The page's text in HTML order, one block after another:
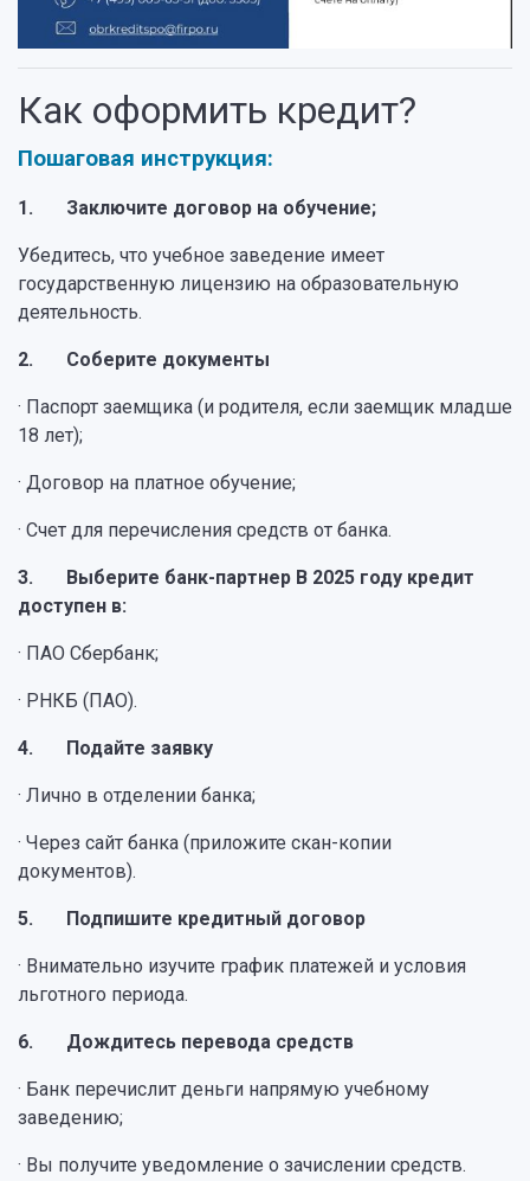
Как оформить кредит?
Пошаговая инструкция:
1. Заключите договор на обучение;
Убедитесь, что учебное заведение имеет
государственную лицензию на образовательную
деятельность.
2. Соберите документы
· Паспорт заемщика (и родителя, если заемщик младше
18 лет);
· Договор на платное обучение;
· Счет для перечисления средств от банка.
3. Выберите банк-партнер В 2025 году кредит
доступен в:
· ПАО Сбербанк;
· РНКБ (ПАО).
4. Подайте заявку
· Лично в отделении банка;
· Через сайт банка (приложите скан-копии
документов).
5. Подпишите кредитный договор
· Внимательно изучите график платежей и условия
льготного периода.
6. Дождитесь перевода средств
· Банк перечислит деньги напрямую учебному
заведению;
· Вы получите уведомление о зачислении средств.